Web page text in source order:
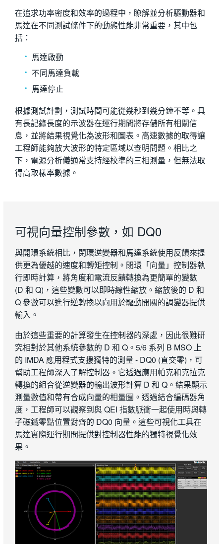
在追求功率密度和效率的過程中，瞭解並分析驅動器和
馬達在不同測試條件下的動態性能非常重要，其中包
括：
馬達啟動
不同馬達負載
馬達停止
根據測試計劃，測試時間可能從幾秒到幾分鐘不等。具
有長記錄長度的示波器在運行期間將存儲所有相關信
息，並將結果視覺化為波形和圖表。高速數據的取得讓
工程師能夠放大波形的特定區域以查明問題。相比之
下，電源分析儀通常支持經校準的三相測量，但無法取
得高取樣率數據。
可視向量控制參數，如 DQ0
與開環系統相比，閉環逆變器和馬達系統使用反饋來提
供更為優越的速度和轉矩控制。閉環「向量」控制器執
行即時計算，將角度和電流反饋轉換為更簡單的變數
(D 和 Q)，這些變數可以即時線性縮放。縮放後的 D 和
Q 參數可以進行逆轉換以向用於驅動開關的調變器提供
輸入。​
由於這些重要的計算發生在控制器的深處，因此很難研
究相對於其他系統參數的 D 和 Q。5/6 系列 B MSO 上
的 IMDA 應用程式支援獨特的測量 - DQ0 (直交零)，可
幫助工程師深入了解控制器。它透過應用帕克和克拉克
轉換的組合從逆變器的輸出波形計算 D 和 Q。結果顯示
測量數值和帶有合成向量的相量圖。透過結合編碼器角
度，工程師可以觀察到與 QEI 指數脈衝一起使用時與轉
子磁鐵零點位置對齊的 DQ0 向量。這些可視化工具在
馬達實際運行期間提供對控制器性能的獨特視覺化效
果。